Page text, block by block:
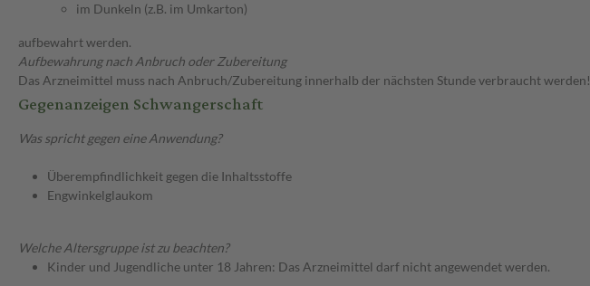
im Dunkeln (z.B. im Umkarton)
aufbewahrt werden.
Aufbewahrung nach Anbruch oder Zubereitung
Das Arzneimittel muss nach Anbruch/Zubereitung innerhalb der nächsten Stunde verbraucht werden!
Gegenanzeigen Schwangerschaft
Was spricht gegen eine Anwendung?
Überempfindlichkeit gegen die Inhaltsstoffe
Engwinkelglaukom
Welche Altersgruppe ist zu beachten?
Kinder und Jugendliche unter 18 Jahren: Das Arzneimittel darf nicht angewendet werden.